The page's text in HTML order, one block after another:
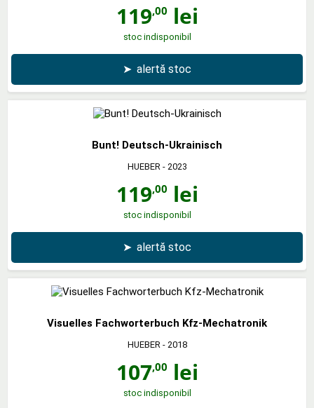
119,00 lei
stoc indisponibil
➤ alertă stoc
Bunt! Deutsch-Ukrainisch
HUEBER - 2023
119,00 lei
stoc indisponibil
➤ alertă stoc
Visuelles Fachworterbuch Kfz-Mechatronik
HUEBER - 2018
107,00 lei
stoc indisponibil